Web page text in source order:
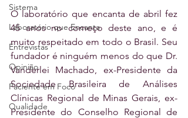
Sistema
Laboratório que Encanta
Entrevistas
Opinião
Paciente em Foco
Qualidade
O laboratório que encanta de abril fez
45 anos no começo deste ano, e é
muito respeitado em todo o Brasil. Seu
fundador é ninguém menos do que Dr.
Vanderlei Machado, ex-Presidente da
Sociedade Brasileira de Análises
Clínicas Regional de Minas Gerais, ex-
Presidente do Conselho Regional de